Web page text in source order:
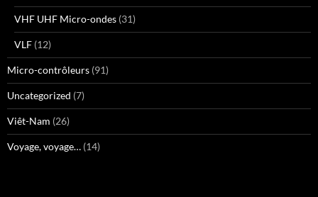
VHF UHF Micro-ondes (31)
VLF (12)
Micro-contrôleurs (91)
Uncategorized (7)
Viêt-Nam (26)
Voyage, voyage… (14)